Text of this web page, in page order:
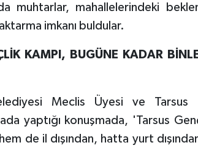
muhtarlar, mahallelerindeki
imkanı buldular.
KAMPI, BUGÜNE KADAR
Meclis Üyesi ve Tarsus
yaptığı konuşmada, 'Tarsus
de il dışından, hatta yurt